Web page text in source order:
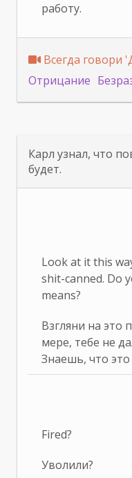
работу.
Всегда говори
Отрицание
Карл узнал, что
будет.
Look at it this
shit-canned. Do
means?
Взгляни на это
мере, тебе не
Знаешь, что это
Fired?
Уволили?